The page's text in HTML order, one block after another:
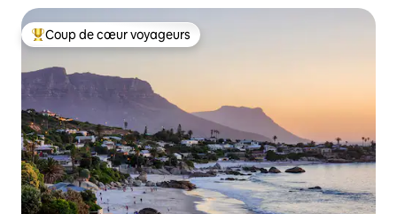
Coups de cœur voyageurs les plus appréciés
Coup de cœur voyageurs